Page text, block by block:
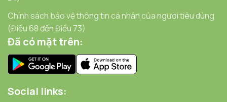
Chính sách bảo vệ thông tin cá nhân của người tiêu dùng
(Điều 68 đến Điều 73)
Đã có mặt trên:
Social links: